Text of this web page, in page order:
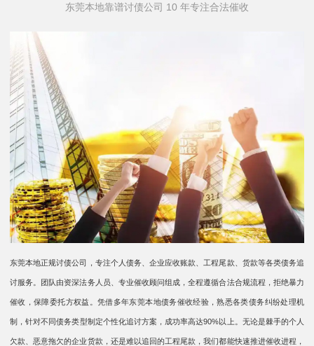
东莞本地靠谱讨债公司 10 年专注合法催收
东莞本地正规讨债公司，专注个人债务、企业应收账款、工程尾款、货款等各类债务追
讨服务。团队由资深法务人员、专业催收顾问组成，全程遵循合法合规流程，拒绝暴力
催收，保障委托方权益。凭借多年东莞本地债务催收经验，熟悉各类债务纠纷处理机
制，针对不同债务类型制定个性化追讨方案，成功率高达90%以上。无论是棘手的个人
欠款、恶意拖欠的企业货款，还是难以追回的工程尾款，我们都能快速推进催收进程，